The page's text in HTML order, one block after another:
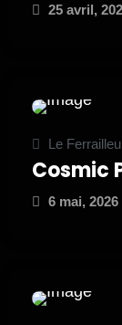
25 avril,
Le
Cosmic
6 mai, 2026